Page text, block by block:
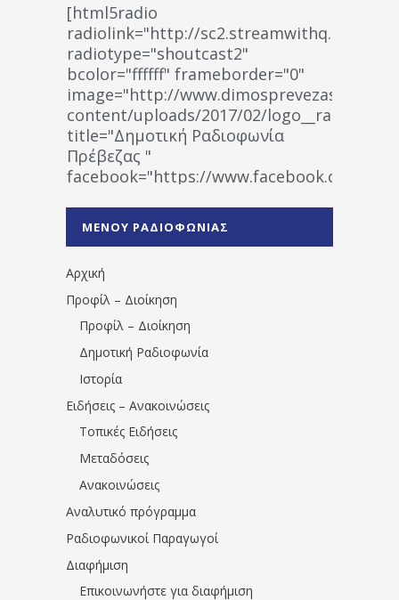
[html5radio
radiolink="http://
radiotype="shoutcast2"
bcolor="ffffff" frameborder="0"
image="http://www.dimosprevezas.gr/wp-
content/uploads/2017/02/
title="Δημοτική Ραδιοφωνία
Πρέβεζας "
facebook="https://www.facebook.com/
1531194763766854/" artist="" ]
ΜΕΝΟΥ ΡΑΔΙΟΦΩΝΙΑΣ
Αρχική
Προφίλ – Διοίκηση
Προφίλ – Διοίκηση
Δημοτική Ραδιοφωνία
Ιστορία
Ειδήσεις – Ανακοινώσεις
Τοπικές Ειδήσεις
Μεταδόσεις
Ανακοινώσεις
Αναλυτικό πρόγραμμα
Ραδιοφωνικοί Παραγωγοί
Διαφήμιση
Επικοινωνήστε για διαφήμιση